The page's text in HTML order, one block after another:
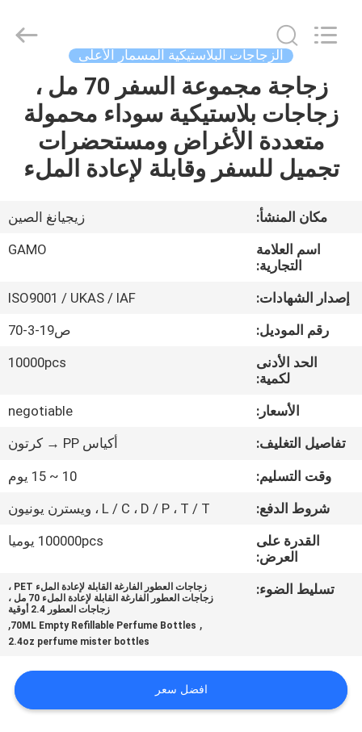
الصفحة
الرئيسية
منتجات
معلومات
جولة
المعمل
مراقبة
الجودة
خريطة
الموقع
PRIVACY
POLICY
supplier.
GAMO
INDUSTRY
Reserved.
الزجاجات البلاستيكية المسمار الأعلى
زجاجة مجموعة السفر 70 مل ،
زجاجات بلاستيكية سوداء محمولة
متعددة الأغراض ومستحضرات
تجميل للسفر وقابلة لإعادة الملء
مكان المنشأ:
زيجيانغ الصين
اسم العلامة
التجارية:
GAMO
إصدار الشهادات:
ISO9001 / UKAS / IAF
رقم الموديل:
ص19-3-70
الحد الأدنى
لكمية:
10000pcs
الأسعار:
negotiable
تفاصيل التغليف:
أكياس PP → كرتون
وقت التسليم:
10 ~ 15 يوم
شروط الدفع:
L / C ، D / P ، T / T ، ويسترن يونيون
القدرة على
العرض:
100000pcs يوميا
تسليط الضوء:
زجاجات العطور الفارغة القابلة لإعادة الملء PET ،
زجاجات العطور الفارغة القابلة لإعادة الملء 70 مل ،
زجاجات العطور 2.4 أوقية
,
70ML Empty Refillable Perfume Bottles
,
2.4oz perfume mister bottles
افضل سعر